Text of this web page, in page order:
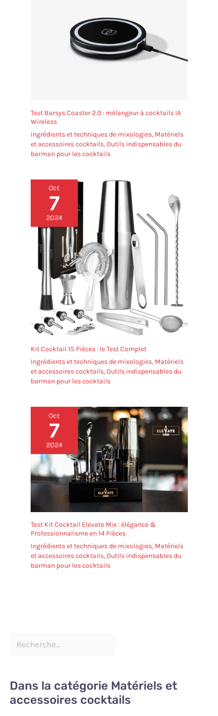
Test Barsys Coaster 2.0 : mélangeur à cocktails IA
Wireless
Ingrédients et techniques de mixologies, Matériels
et accessoires cocktails,Outils indispensables du
barman pour les cocktails
Oct
7
2024
Kit Cocktail 15 Pièces : le Test Complet
Ingrédients et techniques de mixologies, Matériels
et accessoires cocktails,Outils indispensables du
barman pour les cocktails
Oct
7
2024
Test Kit Cocktail Elevate Mix : élégance &
Professionnalisme en 14 Pièces
Ingrédients et techniques de mixologies, Matériels
et accessoires cocktails,Outils indispensables du
barman pour les cocktails
Dans la catégorie Matériels et
accessoires cocktails